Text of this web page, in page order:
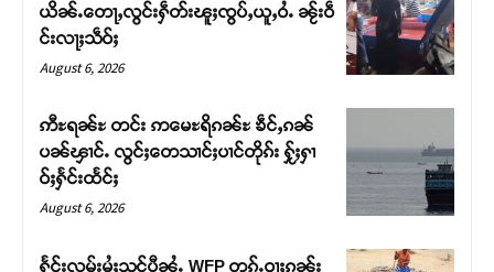
ယိၼ်ႉတေႃႇလွင်းႁဵတ်းၽူႈၸွပ်ႇယူႇဝႆႉ ၼႂ်းဝဵ
င်းလႃႈသဵဝ်ႈ
August 6, 2026
ဢီႊရၼ်ႊ တင်း ဢမေႊရိၵၼ်ႊ ၶဵင်ႇၵၼ်
ပၼ်ၾၢင်ႉ လွင်ႈတေသၢင်ႈပၢင်တိုၵ်း ႁႂ်ႈႁၢ
ဝ်ႈႁႅင်းထႅင်ႈ
August 6, 2026
ႁႅင်းလူမ်းမႆႈသုင်ပီၼႆႉ WFP တၵ်ႉဝႃႈၵူၼ်း